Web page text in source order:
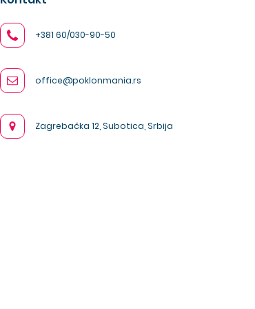
+381 60/030-90-50
office@poklonmania.rs
Zagrebačka 12, Subotica, Srbija